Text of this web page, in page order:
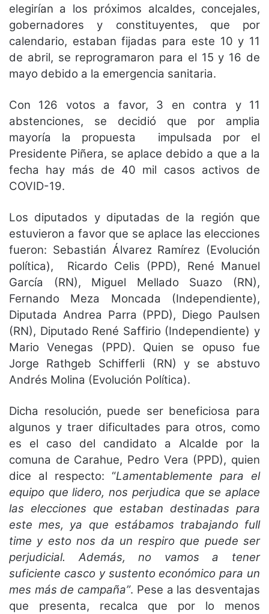
elegirían a los próximos alcaldes, concejales,
gobernadores y constituyentes, que por
calendario, estaban fijadas para este 10 y 11
de abril, se reprogramaron para el 15 y 16 de
mayo debido a la emergencia sanitaria.
Con 126 votos a favor, 3 en contra y 11
abstenciones, se decidió que por amplia
mayoría la propuesta impulsada por el
Presidente Piñera, se aplace debido a que a la
fecha hay más de 40 mil casos activos de
COVID-19.
Los diputados y diputadas de la región que
estuvieron a favor que se aplace las elecciones
fueron: Sebastián Álvarez Ramírez (Evolución
política), Ricardo Celis (PPD), René Manuel
García (RN), Miguel Mellado Suazo (RN),
Fernando Meza Moncada (Independiente),
Diputada Andrea Parra (PPD), Diego Paulsen
(RN), Diputado René Saffirio (Independiente) y
Mario Venegas (PPD). Quien se opuso fue
Jorge Rathgeb Schifferli (RN) y se abstuvo
Andrés Molina (Evolución Política).
Dicha resolución, puede ser beneficiosa para
algunos y traer dificultades para otros, como
es el caso del candidato a Alcalde por la
comuna de Carahue, Pedro Vera (PPD), quien
dice al respecto: “Lamentablemente para el
equipo que lidero, nos perjudica que se aplace
las elecciones que estaban destinadas para
este mes, ya que estábamos trabajando full
time y esto nos da un respiro que puede ser
perjudicial. Además, no vamos a tener
suficiente casco y sustento económico para un
mes más de campaña”. Pese a las desventajas
que presenta, recalca que por lo menos